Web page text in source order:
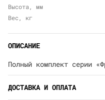
Высота, мм
Вес, кг
ОПИСАНИЕ
Полный комплект серии
ДОСТАВКА И ОПЛАТА